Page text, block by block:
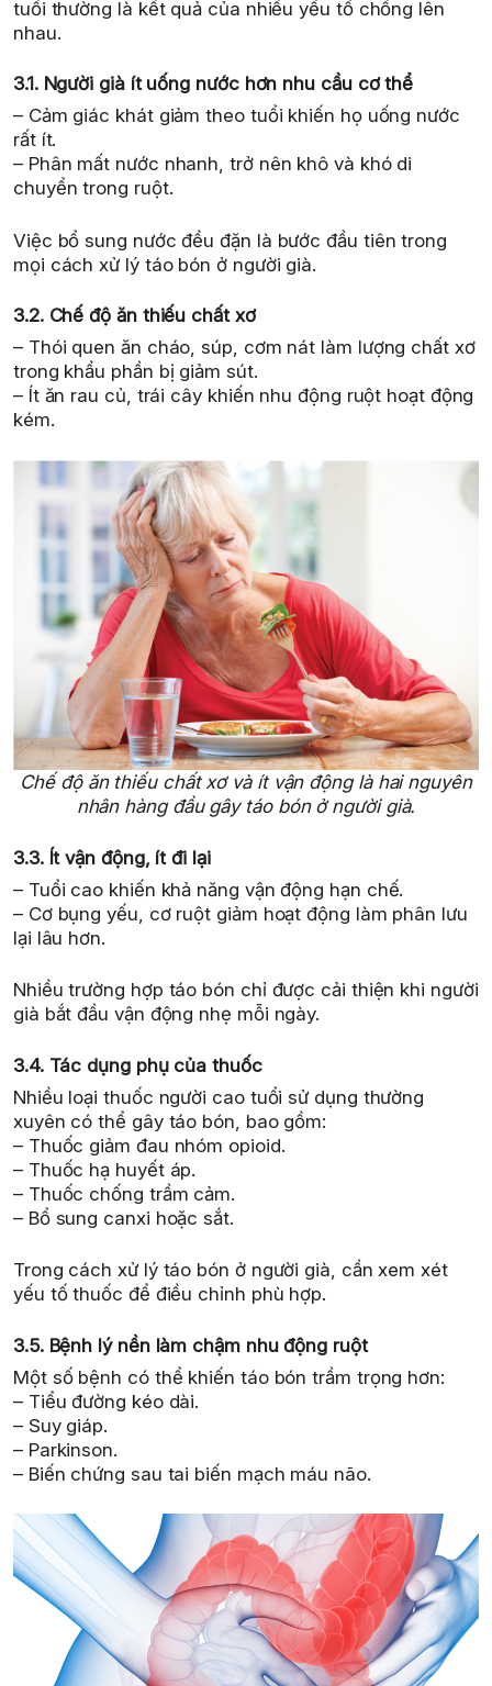
tuổi thường là kết quả của nhiều yếu tố chồng lên
nhau.
3.1. Người già ít uống nước hơn nhu cầu cơ thể
– Cảm giác khát giảm theo tuổi khiến họ uống nước
rất ít.
– Phân mất nước nhanh, trở nên khô và khó di
chuyển trong ruột.
Việc bổ sung nước đều đặn là bước đầu tiên trong
mọi cách xử lý táo bón ở người già.
3.2. Chế độ ăn thiếu chất xơ
– Thói quen ăn cháo, súp, cơm nát làm lượng chất xơ
trong khẩu phần bị giảm sút.
– Ít ăn rau củ, trái cây khiến nhu động ruột hoạt động
kém.
Chế độ ăn thiếu chất xơ và ít vận động là hai nguyên
nhân hàng đầu gây táo bón ở người già.
3.3. Ít vận động, ít đi lại
– Tuổi cao khiến khả năng vận động hạn chế.
– Cơ bụng yếu, cơ ruột giảm hoạt động làm phân lưu
lại lâu hơn.
Nhiều trường hợp táo bón chỉ được cải thiện khi người
già bắt đầu vận động nhẹ mỗi ngày.
3.4. Tác dụng phụ của thuốc
Nhiều loại thuốc người cao tuổi sử dụng thường
xuyên có thể gây táo bón, bao gồm:
– Thuốc giảm đau nhóm opioid.
– Thuốc hạ huyết áp.
– Thuốc chống trầm cảm.
– Bổ sung canxi hoặc sắt.
Trong cách xử lý táo bón ở người già, cần xem xét
yếu tố thuốc để điều chỉnh phù hợp.
3.5. Bệnh lý nền làm chậm nhu động ruột
Một số bệnh có thể khiến táo bón trầm trọng hơn:
– Tiểu đường kéo dài.
– Suy giáp.
– Parkinson.
– Biến chứng sau tai biến mạch máu não.